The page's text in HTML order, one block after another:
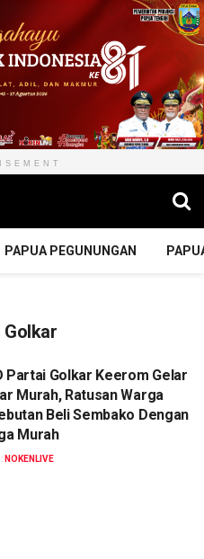
PAPUA PEGUNUNGAN
Golkar
Partai Golkar Keerom Gelar
Murah, Ratusan Warga
Beli Sembako Dengan
Murah
NOKENLIVE